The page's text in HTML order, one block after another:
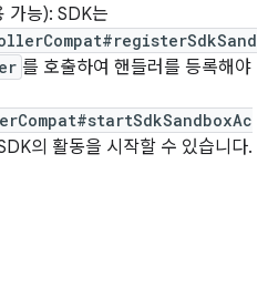
가능): SDK는
를 호출하여 핸들러를 등록해야
의 활동을 시작할 수 있습니다.